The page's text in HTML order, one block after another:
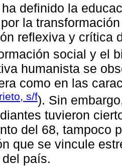
definido la
la
reflexiva y crítica
social y el
humanista se
como en las
s/f). Sin
tuvieron
del 68, tampoco
que se vincule
país.